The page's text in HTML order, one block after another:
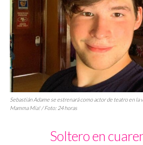
Sebastián Adame se estrenará como actor de teatro en la
Mamma Mia! / Foto: 24 horas
Soltero en